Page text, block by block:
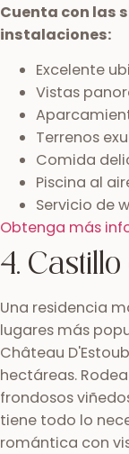
Cuenta con las
instalaciones:
Excelente
Vistas
Terrenos
Comida
Piscina al
Servicio de
Obtenga más
4.
Una residencia
lugares más
Château
hectáreas.
frondosos
tiene todo lo
romántica con